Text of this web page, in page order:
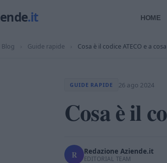
HOME
Blog › Guide rapide › Cosa è il codice ATECO e a
GUIDE RAPIDE 26 ago 2024
Cosa è il
R Redazione Aziende.it
EDITORIAL TEAM